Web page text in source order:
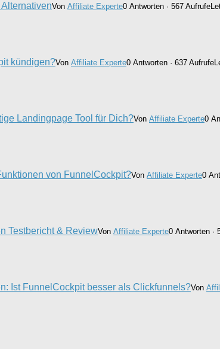
Von Affiliate Experte0 Antworten · 567 Aufrufe
kündigen?Von Affiliate Experte0 Antworten · 637 Aufrufe
Landingpage Tool für Dich?Von Affiliate Experte0
von FunnelCockpit?Von Affiliate Experte0
Testbericht & ReviewVon Affiliate Experte0 Antworten ·
Ist FunnelCockpit besser als Clickfunnels?Von